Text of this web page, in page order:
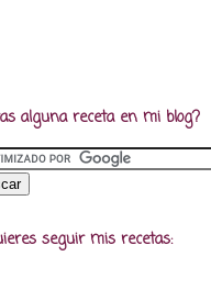
alguna receta en mi blog?
seguir mis recetas: